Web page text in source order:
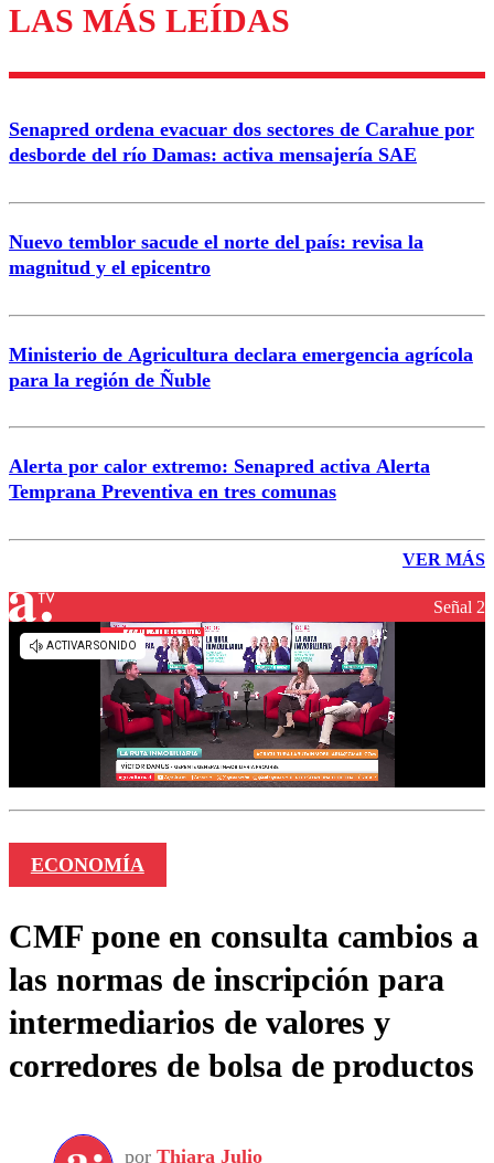
Enviar comentario
LAS MÁS LEÍDAS
Senapred ordena evacuar dos sectores de Carahue por
desborde del río Damas: activa mensajería SAE
Nuevo temblor sacude el norte del país: revisa la
magnitud y el epicentro
Ministerio de Agricultura declara emergencia agrícola
para la región de Ñuble
Alerta por calor extremo: Senapred activa Alerta
Temprana Preventiva en tres comunas
VER MÁS
Señal 2
ECONOMÍA
CMF pone en consulta cambios a
las normas de inscripción para
intermediarios de valores y
corredores de bolsa de productos
por Thiara Julio